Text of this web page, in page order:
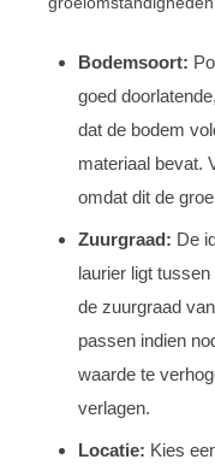
Bodemsoort:
goed
dat de bodem
materiaal bevat.
omdat dit de
Zuurgraad: De
laurier ligt
de zuurgraad
passen indien
waarde te
verlagen.
Locatie: Kies